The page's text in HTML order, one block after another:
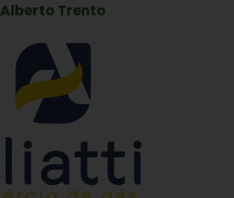
Alberto Trento